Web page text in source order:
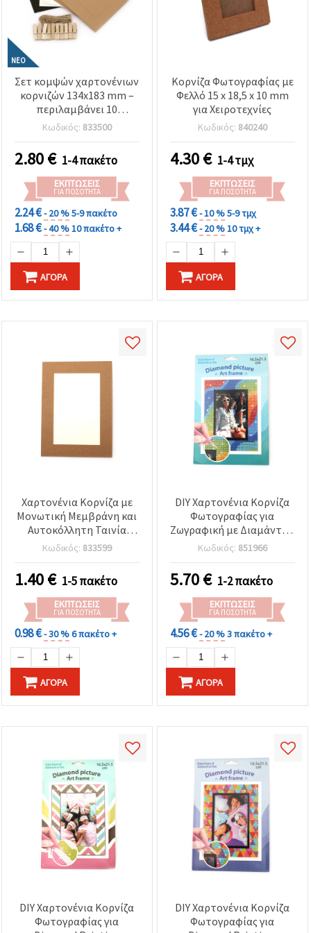
ΝΈΟ
Σετ κομψών χαρτονένιων
κορνιζών 134x183 mm –
περιλαμβάνει 10
διακοσμητικά
μανταλάκια και σπάγκο
κάνναβης σε λευκό,
μαύρο & καρύδας (μικτά)
για έκθεση φωτογραφιών,
διακόσμηση τοίχου και
χειροποίητες κατασκευές
DIY & scrapbooking
Κωδικός: 833500
2.80€ 1-4 πακέτο
ΕΚΠΤΏΣΕΙΣ
ΓΙΑ ΠΟΣΌΤΗΤΑ
2.24 €- 20 %5-9 πακέτο
1.68 €- 40 %10 πακέτο +
ΑΓΟΡΆ
Κορνίζα Φωτογραφίας με
Φελλό 15 x 18,5 x 10 mm
για Χειροτεχνίες
Κωδικός: 840240
4.30€ 1-4 τμχ
ΕΚΠΤΏΣΕΙΣ
ΓΙΑ ΠΟΣΌΤΗΤΑ
3.87 €- 10 %5-9 τμχ
3.44 €- 20 %10 τμχ +
ΑΓΟΡΆ
Χαρτονένια Κορνίζα με
Μονωτική Μεμβράνη και
Αυτοκόλλητη Ταινία
Διπλής Όψης, Μπεζ,
Εξωτερικό Μέγεθος 19x14
Κωδικός: 833599
1.40€ 1-5 πακέτο
ΕΚΠΤΏΣΕΙΣ
ΓΙΑ ΠΟΣΌΤΗΤΑ
0.98 €- 30 %6 πακέτο +
ΑΓΟΡΆ
DIY Χαρτονένια Κορνίζα
Φωτογραφίας για
Ζωγραφική με Διαμάντια,
16,5 x 21,5 εκ.
Κωδικός: 851966
5.70€ 1-2 πακέτο
ΕΚΠΤΏΣΕΙΣ
ΓΙΑ ΠΟΣΌΤΗΤΑ
4.56 €- 20 %3 πακέτο +
ΑΓΟΡΆ
DIY Χαρτονένια Κορνίζα
Φωτογραφίας για
DIY Χαρτονένια Κορνίζα
Φωτογραφίας για